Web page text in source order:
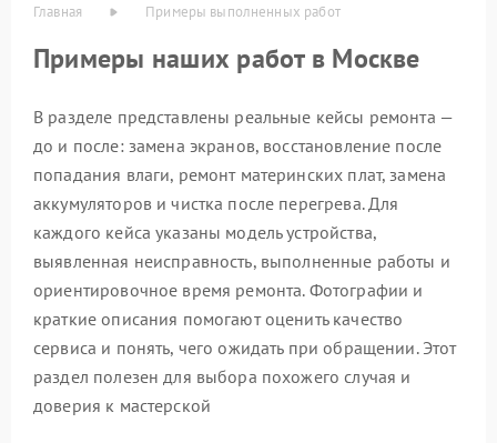
Главная Примеры выполненных работ
Примеры наших работ в Москве
В разделе представлены реальные кейсы ремонта —
до и после: замена экранов, восстановление после
попадания влаги, ремонт материнских плат, замена
аккумуляторов и чистка после перегрева. Для
каждого кейса указаны модель устройства,
выявленная неисправность, выполненные работы и
ориентировочное время ремонта. Фотографии и
краткие описания помогают оценить качество
сервиса и понять, чего ожидать при обращении. Этот
раздел полезен для выбора похожего случая и
доверия к мастерской